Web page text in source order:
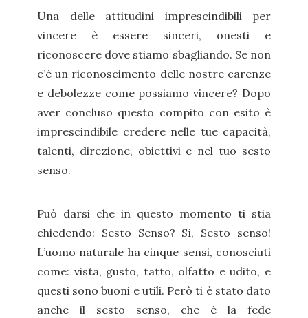
Una delle attitudini imprescindibili per
vincere è essere sinceri, onesti e
riconoscere dove stiamo sbagliando. Se non
c’è un riconoscimento delle nostre carenze
e debolezze come possiamo vincere? Dopo
aver concluso questo compito con esito è
imprescindibile credere nelle tue capacità,
talenti, direzione, obiettivi e nel tuo sesto
senso.
Può darsi che in questo momento ti stia
chiedendo: Sesto Senso? Sì, Sesto senso!
L’uomo naturale ha cinque sensi, conosciuti
come: vista, gusto, tatto, olfatto e udito, e
questi sono buoni e utili. Però ti è stato dato
anche il sesto senso, che è la fede